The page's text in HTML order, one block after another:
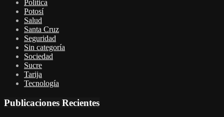
Política
Potosí
Salud
Santa Cruz
Seguridad
Sin categoría
Sociedad
Sucre
Tarija
Tecnología
Publicaciones Recientes